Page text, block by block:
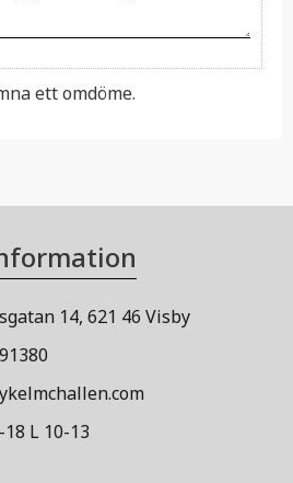
ett omdöme.
14, 621 46 Visby
L 10-13